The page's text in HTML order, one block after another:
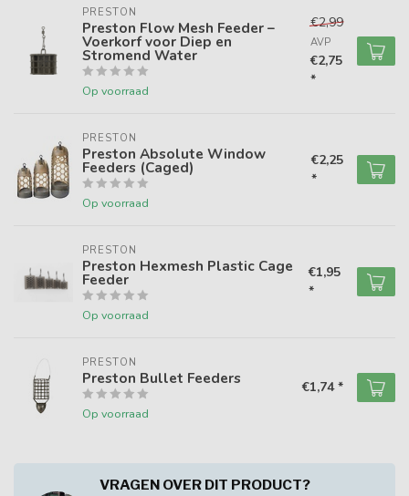
PRESTON
Preston Flow Mesh Feeder –
Voerkorf voor Diep en
Stromend Water
Op voorraad
€2,99
AVP
€2,75
*
PRESTON
Preston Absolute Window
Feeders (Caged)
Op voorraad
€2,25
*
PRESTON
Preston Hexmesh Plastic Cage
Feeder
Op voorraad
€1,95
*
PRESTON
Preston Bullet Feeders
Op voorraad
€1,74 *
VRAGEN OVER DIT PRODUCT?